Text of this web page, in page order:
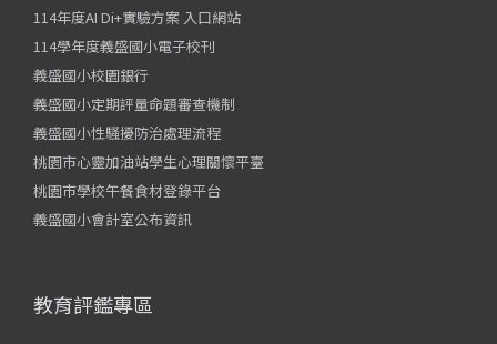
114年度AI Di+實驗方案 入口網站
114學年度義盛國小電子校刊
義盛國小校園銀行
義盛國小定期評量命題審查機制
義盛國小性騷擾防治處理流程
桃園市心靈加油站學生心理關懷平臺
桃園市學校午餐食材登錄平台
義盛國小會計室公布資訊
教育評鑑專區